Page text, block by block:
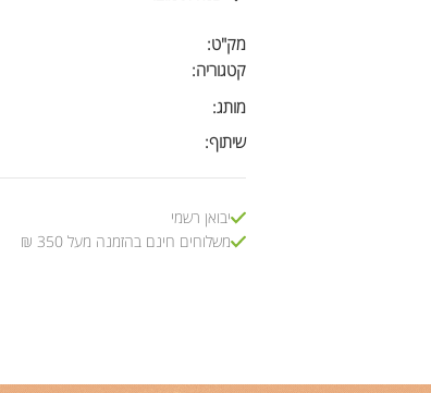
מק"ט:
קטגוריה:
מותג:
שיתוף:
יבואן רשמי
משלוחים חינם בהזמנה מעל 350 ₪